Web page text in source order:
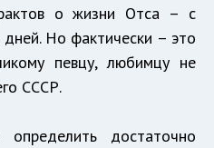
о жизни Отса – с
Но фактически – это
певцу, любимцу не
СССР.
достаточно